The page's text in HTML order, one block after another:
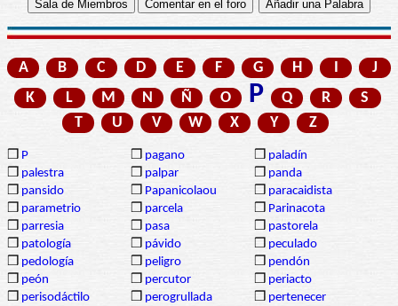
A B C D E F G H I
J
K
L M N Ñ O P Q R
S
T
U V W X Y Z
❒ P ❒ pagano ❒ paladín
❒ palestra ❒ palpar ❒ panda
❒ pansido ❒ Papanicolaou ❒ paracaidista
❒ parametrio ❒ parcela ❒ Parinacota
❒ parresia ❒ pasa ❒ pastorela
❒ patología ❒ pávido ❒ peculado
❒ pedología ❒ peligro ❒ pendón
❒ peón ❒ percutor ❒ periacto
❒ perisodáctilo ❒ perogrullada ❒ pertenecer